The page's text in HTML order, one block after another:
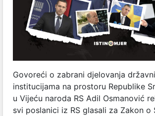
Govoreći o zabrani djelovanja
institucijama na prostoru Republike
u Vijeću naroda RS Adil Osmanović
svi poslanici iz RS glasali za Zakon o